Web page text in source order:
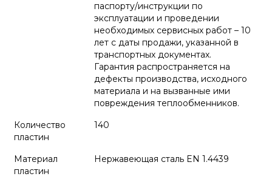
паспорту/инструкции по
эксплуатации и проведении
необходимых сервисных работ – 10
лет с даты продажи, указанной в
транспортных документах.
Гарантия распространяется на
дефекты производства, исходного
материала и на вызванные ими
повреждения теплообменников.
Количество
пластин
140
Материал
пластин
Нержавеющая сталь EN 1.4439